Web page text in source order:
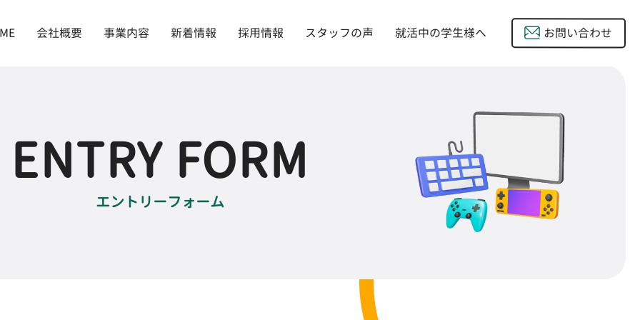
会社概要 事業内容 新着情報 採用情報 スタッフの声 就活中の学生様へ  お問い合わせ
ENTRY FORM
エントリーフォーム